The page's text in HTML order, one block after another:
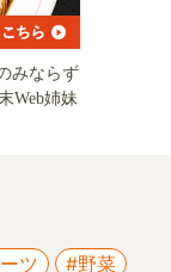
みならず
Web姉妹
ツ #野菜